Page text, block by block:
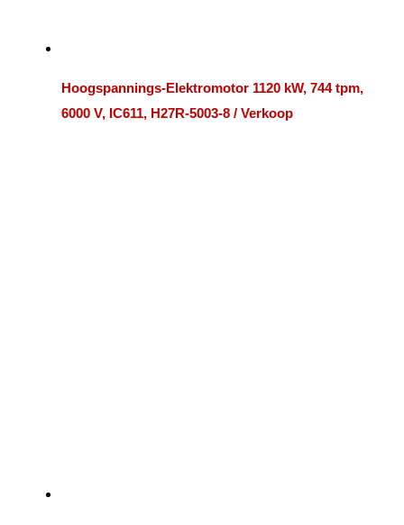
Hoogspannings-Elektromotor 1120 kW, 744 tpm,
6000 V, IC611, H27R-5003-8 / Verkoop